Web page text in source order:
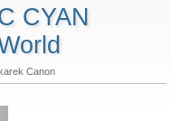
CYAN
Canon